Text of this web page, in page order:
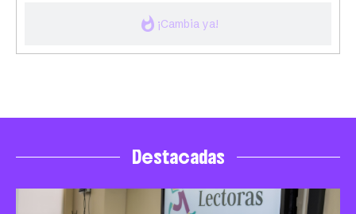
whatshot ¡Cambia ya!
Destacadas